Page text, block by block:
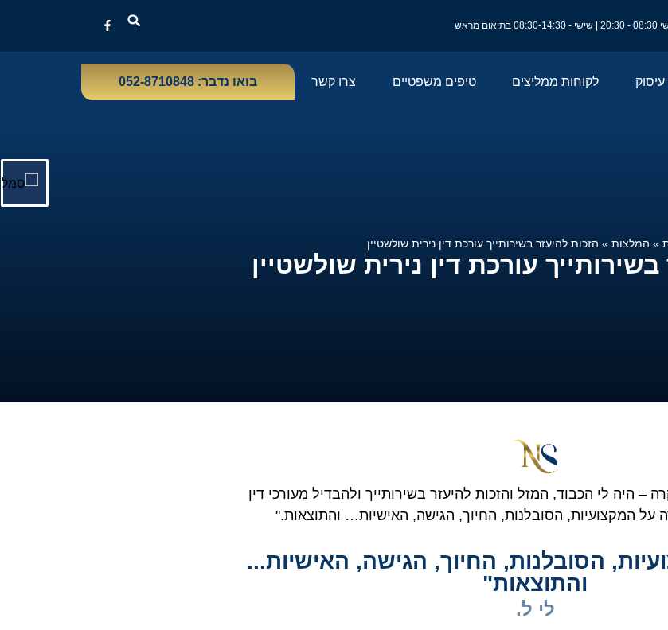
מראש
לקוחות ממליצים טיפים משפטיים צרו קשר בואו נדבר: 052-8710848
» המלצות » הזכות להיעזר בשירותייך עורכת דין נירית שולשטיין
עורכת דין נירית שולשטיין
– היה לי הכבוד, המזל והזכות להיעזר בשירותייך ולהבדיל מעורכי דין
על המקצועיות, הסובלנות, החיוך, הגישה, האישיות… והתוצאות."
הסובלנות, החיוך, הגישה, האישיות...
והתוצאות"
לי ל.